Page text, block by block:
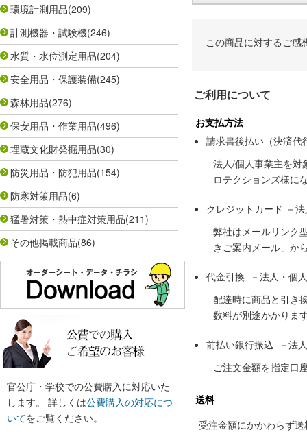
環境計測用品(209)
計測機器・試験機(246)
水質・水位測定用品(204)
安全用品・保護装備(245)
森林用品(276)
保安用品・作業用品(496)
埋蔵文化財発掘用品(30)
防災用品・防犯用品(154)
防寒対策用品(6)
猛暑対策・熱中症対策用品(211)
その他掲載商品(86)
官公庁・学校での公費購入に対応いた
します。 詳しくは公費購入の対応につ
いてをご覧ください。
この商品に対するご感
ご利用について
お支払方法
請求書後払い（決済代
法人/個人事業主を対
ロテクションズ様に
クレジットカード －
弊社はメールリンク
きご案内メール」か
代金引換 －法人・個
配達時に商品と引き
数料が別途かかりま
前払い銀行振込 －法
ご注文金額を指定口
送料
受注金額にかかわらず